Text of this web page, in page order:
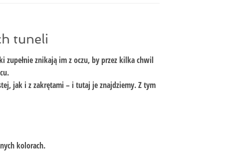
tuneli
zupełnie znikają im z oczu, by przez kilka chwil
jak i z zakrętami – i tutaj je znajdziemy. Z tym
kolorach.